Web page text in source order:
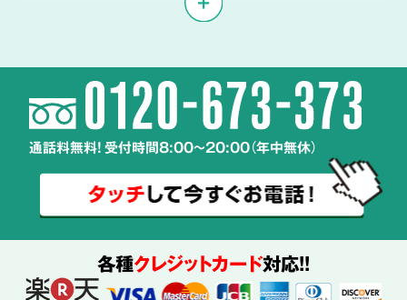
2
体液や汚物、雑菌の
除去・除菌・洗浄
使用する
薬剤も
通話料無料! 受付時間8:00～20:00（年中無休）
各種クレジットカード対応!!